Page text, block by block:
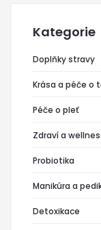
Kategorie
Doplňky stravy
Krása a péče o
Péče o pleť
Zdraví a
Probiotika
Manikúra a
Detoxikace